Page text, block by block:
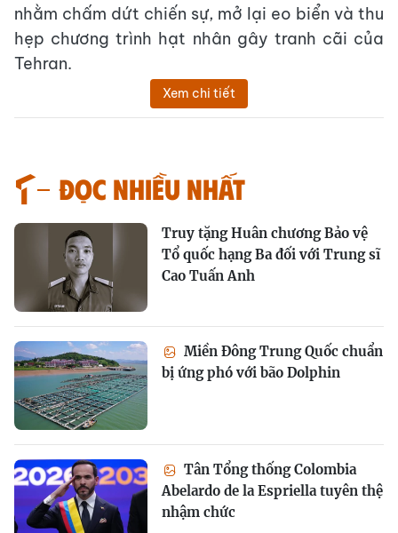
nhằm chấm dứt chiến sự, mở lại eo biển và thu
hẹp chương trình hạt nhân gây tranh cãi của
Tehran.
Xem chi tiết
Đọc nhiều nhất
Truy tặng Huân chương Bảo vệ
Tổ quốc hạng Ba đối với Trung sĩ
Cao Tuấn Anh
Miền Đông Trung Quốc chuẩn
bị ứng phó với bão Dolphin
Tân Tổng thống Colombia
Abelardo de la Espriella tuyên thệ
nhậm chức